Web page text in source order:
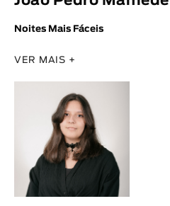
Noites Mais Fáceis
VER MAIS +